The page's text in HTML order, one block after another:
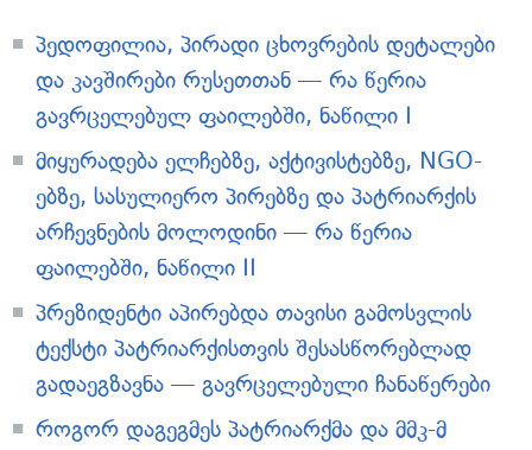
პედოფილია, პირადი ცხოვრების დეტალები
და კავშირები რუსეთთან — რა წერია
გავრცელებულ ფაილებში, ნაწილი I
მიყურადება ელჩებზე, აქტივისტებზე, NGO-
ებზე, სასულიერო პირებზე და პატრიარქის
არჩევნების მოლოდინი — რა წერია
ფაილებში, ნაწილი II
პრეზიდენტი აპირებდა თავისი გამოსვლის
ტექსტი პატრიარქისთვის შესასწორებლად
გადაეგზავნა — გავრცელებული ჩანაწერები
როგორ დაგეგმეს პატრიარქმა და მმკ-მ